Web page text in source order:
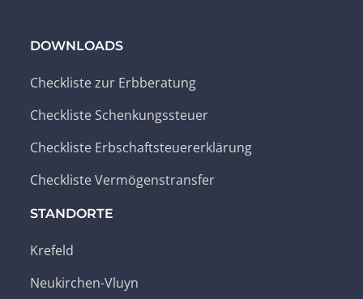
DOWNLOADS
Checkliste zur Erbberatung
Checkliste Schenkungssteuer
Checkliste Erbschaftsteuererklärung
Checkliste Vermögenstransfer
STANDORTE
Krefeld
Neukirchen-Vluyn